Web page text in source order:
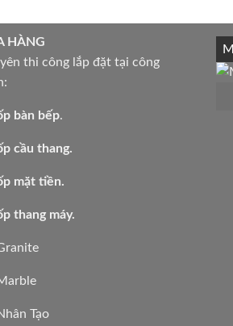
HÀNG
thi công lắp đặt tại công
bàn bếp.
cầu thang.
mặt tiền.
thang máy.
Tạo